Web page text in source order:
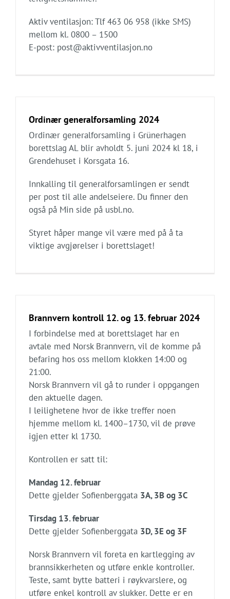
Aktiv ventilasjon: Tlf 463 06 958 (ikke SMS)
mellom kl. 0800 – 1500
E-post: post@aktivventilasjon.no
Ordinær generalforsamling 2024
Ordinær generalforsamling i Grünerhagen
borettslag AL blir avholdt 5. juni 2024 kl 18, i
Grendehuset i Korsgata 16.
Innkalling til generalforsamlingen er sendt
per post til alle andelseiere. Du finner den
også på Min side på usbl.no.
Styret håper mange vil være med på å ta
viktige avgjørelser i borettslaget!
Brannvern kontroll 12. og 13. februar 2024
I forbindelse med at borettslaget har en
avtale med Norsk Brannvern, vil de komme på
befaring hos oss mellom klokken 14:00 og
21:00.
Norsk Brannvern vil gå to runder i oppgangen
den aktuelle dagen.
I leilighetene hvor de ikke treffer noen
hjemme mellom kl. 1400–1730, vil de prøve
igjen etter kl 1730.
Kontrollen er satt til:
Mandag 12. februar
Dette gjelder Sofienberggata 3A, 3B og 3C
Tirsdag 13. februar
Dette gjelder Sofienberggata 3D, 3E og 3F
Norsk Brannvern vil foreta en kartlegging av
brannsikkerheten og utføre enkle kontroller.
Teste, samt bytte batteri i røykvarslere, og
utføre enkel kontroll av slukker. Dette er en